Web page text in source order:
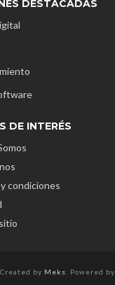
DESTACADAS
DE INTERÉS
condiciones
by Meks . Powered by